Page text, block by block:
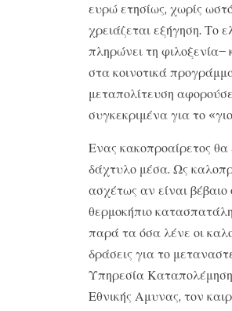
ευρώ ετησίως, χωρίς
χρειάζεται εξήγηση. Το
πληρώνει τη
στα κοινοτικά
μεταπολίτευση
συγκεκριμένα για το
Ενας κακοπροαίρετος θα
δάχτυλο μέσα. Ως
ασχέτως αν είναι βέβαιο
θερμοκήπιο
παρά τα όσα λένε οι
δράσεις για το
Υπηρεσία
Εθνικής Αμυνας, τον